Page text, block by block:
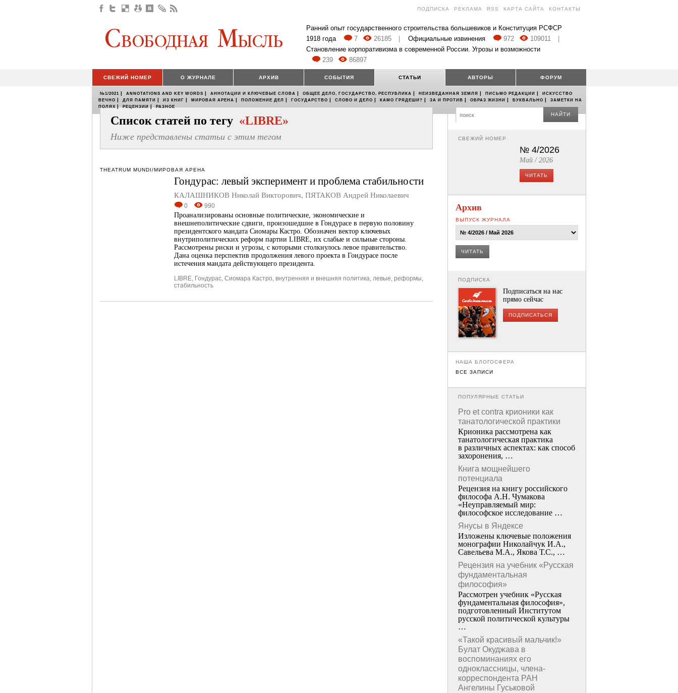
ПОДПИСКА РЕКЛАМА RSS КАРТА САЙТА КОНТАКТЫ
Ранний опыт государственного строительства большевиков и Конституция РСФСР
1918 года
7 26185 Официальные извинения 972 109011
Становление корпоративизма в современной России. Угрозы и возможности
239
86897
СВЕЖИЙ НОМЕР О ЖУРНАЛЕ АРХИВ СОБЫТИЯ СТАТЬИ АВТОРЫ ФОРУМ
№1/2021 | ANNOTATIONS AND KEY WORDS | АННОТАЦИИ И КЛЮЧЕВЫЕ СЛОВА | ОБЩЕЕ ДЕЛО, ГОСУДАРСТВО, РЕСПУБЛИКА | НЕИЗВЕДАННАЯ ЗЕМЛЯ | ПИСЬМО РЕДАКЦИИ |
ИСКУССТВО
ВЕЧНО | ДЛЯ ПАМЯТИ | ИЗ КНИГ | МИРОВАЯ АРЕНА | ПОЛОЖЕНИЕ ДЕЛ | ГОСУДАРСТВО | СЛОВО И ДЕЛО | КАМО ГРЯДЕШИ? | ЗА И ПРОТИВ | ОБРАЗ ЖИЗНИ | БУКВАЛЬНО |
ЗАМЕТКИ НА
ПОЛЯХ | РЕЦЕНЗИИ | РАЗНОЕ
Список статей по тегу «LIBRE»
Ниже представлены статьи с этим тегом
THEATRUM MUNDI/МИРОВАЯ АРЕНА
Гондурас: левый эксперимент и проблема стабильности
КАЛАШНИКОВ Николай Викторович, ПЯТАКОВ Андрей Николаевич
0 990
Проанализированы основные политические, экономические и
внешнеполитические сдвиги, произошедшие в Гондурасе в первую половину
президентского мандата Сиомары Кастро. Обозначен вектор ключевых
внутриполитических реформ партии LIBRE, их слабые и сильные стороны.
Рассмотрены риски и угрозы, с которыми столкнулось левое правительство.
Дана оценка перспектив продолжения левого проекта в Гондурасе после
истечения мандата действующего президента.
LIBRE, Гондурас, Сиомара Кастро, внутренняя и внешняя политика, левые, реформы,
стабильность
НАЙТИ
СВЕЖИЙ НОМЕР
№ 4/2026
Май / 2026
ЧИТАТЬ
Архив
ВЫПУСК ЖУРНАЛА
ЧИТАТЬ
ПОДПИСКА
Подписаться на нас
прямо сейчас
ПОДПИСАТЬСЯ
НАША БЛОГОСФЕРА
ВСЕ ЗАПИСИ
ПОПУЛЯРНЫЕ СТАТЬИ
Pro et contra крионики как
танатологической практики
Крионика рассмотрена как
танатологическая практика
в различных аспектах: как способ
захоронения, …
Книга мощнейшего
потенциала
Рецензия на книгу российского
философа А.Н. Чумакова
«Неуправляемый мир:
философское исследование …
Янусы в Яндексе
Изложены ключевые положения
монографии Николайчук И.А.,
Савельева М.А., Якова Т.С., …
Рецензия на учебник «Русская
фундаментальная
философия»
Рассмотрен учебник «Русская
фундаментальная философия»,
подготовленный Институтом
русской политической культуры
…
«Такой красивый мальчик!»
Булат Окуджава в
воспоминаниях его
одноклассницы, члена-
корреспондента РАН
Ангелины Гуськовой